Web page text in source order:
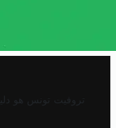
تروفيت تونس هو